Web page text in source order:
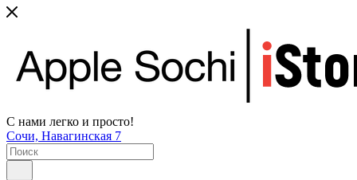
С нами легко и просто!
Сочи, Навагинская 7